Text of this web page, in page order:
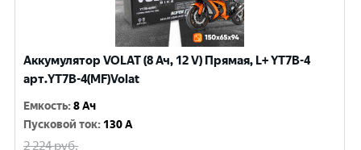
Аккумулятор VOLAT (8 Ач, 12 V) Прямая, L+ YT7B-4
арт.YT7B-4(MF)Volat
Емкость:8 Ач
Пусковой ток: 130 A
2 224руб.